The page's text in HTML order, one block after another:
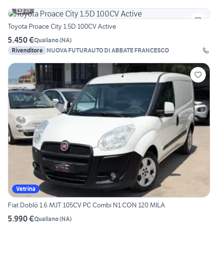
15
Toyota Proace City 1.5D 100CV Active
5.450 €Qualiano(NA)
Rivenditore NUOVA FUTURAUTO DI ABBATE FRANCESCO
Vetrina
Fiat Doblò 1.6 MJT 105CV PC Combi N1 CON 120 MILA
5.990 €Qualiano(NA)